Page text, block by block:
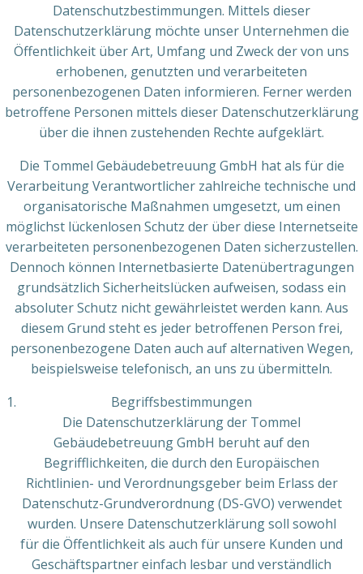
Datenschutzbestimmungen. Mittels dieser
Datenschutzerklärung möchte unser Unternehmen die
Öffentlichkeit über Art, Umfang und Zweck der von uns
erhobenen, genutzten und verarbeiteten
personenbezogenen Daten informieren. Ferner werden
betroffene Personen mittels dieser Datenschutzerklärung
über die ihnen zustehenden Rechte aufgeklärt.
Die Tommel Gebäudebetreuung GmbH hat als für die
Verarbeitung Verantwortlicher zahlreiche technische und
organisatorische Maßnahmen umgesetzt, um einen
möglichst lückenlosen Schutz der über diese Internetseite
verarbeiteten personenbezogenen Daten sicherzustellen.
Dennoch können Internetbasierte Datenübertragungen
grundsätzlich Sicherheitslücken aufweisen, sodass ein
absoluter Schutz nicht gewährleistet werden kann. Aus
diesem Grund steht es jeder betroffenen Person frei,
personenbezogene Daten auch auf alternativen Wegen,
beispielsweise telefonisch, an uns zu übermitteln.
Begriffsbestimmungen
Die Datenschutzerklärung der Tommel
Gebäudebetreuung GmbH beruht auf den
Begrifflichkeiten, die durch den Europäischen
Richtlinien- und Verordnungsgeber beim Erlass der
Datenschutz-Grundverordnung (DS-GVO) verwendet
wurden. Unsere Datenschutzerklärung soll sowohl
für die Öffentlichkeit als auch für unsere Kunden und
Geschäftspartner einfach lesbar und verständlich